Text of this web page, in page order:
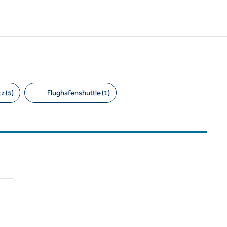
(5) Flughafenshuttle (1)
nächstes Bild